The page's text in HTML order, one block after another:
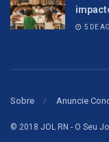
5 DE
Sobre Anuncie
© 2018 JOL RN - O Seu